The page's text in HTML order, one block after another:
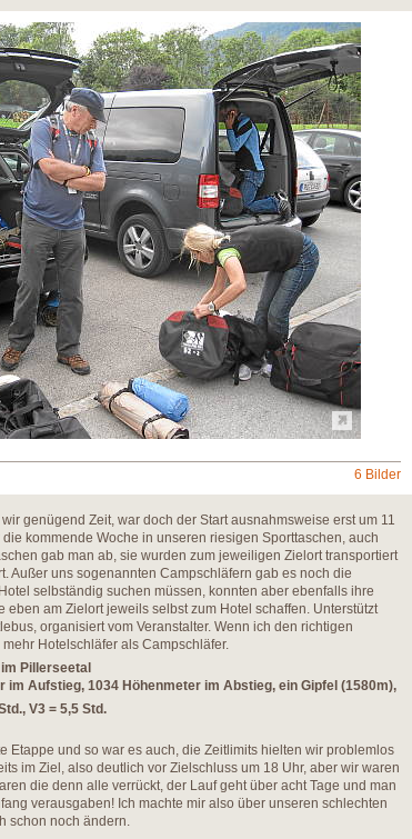
6 Bilder
genügend Zeit, war doch der Start ausnahmsweise erst um 11
kommende Woche in unseren riesigen Sporttaschen, auch
gab man ab, sie wurden zum jeweiligen Zielort transportiert
Außer uns sogenannten Campschläfern gab es noch die
selbständig suchen müssen, konnten aber ebenfalls ihre
eben am Zielort jeweils selbst zum Hotel schaffen. Unterstützt
organisiert vom Veranstalter. Wenn ich den richtigen
Hotelschläfer als Campschläfer.
Pillerseetal
im Aufstieg, 1034 Höhenmeter im Abstieg, ein Gipfel (1580m),
V3 = 5,5 Std.
Etappe und so war es auch, die Zeitlimits hielten wir problemlos
im Ziel, also deutlich vor Zielschluss um 18 Uhr, aber wir waren
die denn alle verrückt, der Lauf geht über acht Tage und man
verausgaben! Ich machte mir also über unseren schlechten
schon noch ändern.